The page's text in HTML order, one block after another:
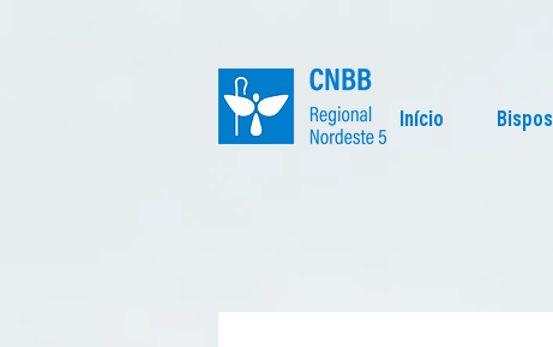
Início Bispos